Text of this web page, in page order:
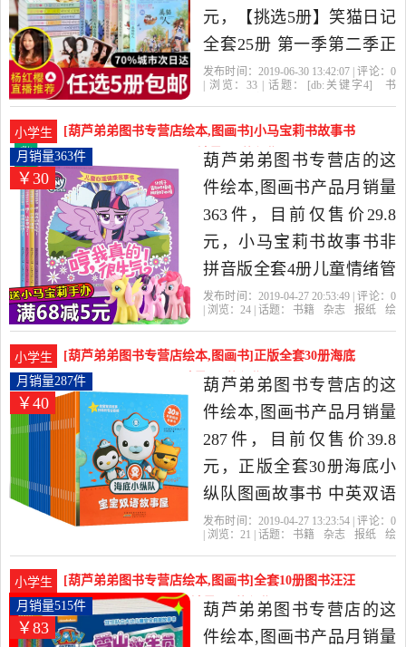
童文学，由福建 福州发
货。
元，【挑选5册】笑猫日记
全套25册 第一季第二季正
版全集小学生四五六年级
属猫的人新出版笑毛小猫
童话漫画版是2019年葫芦
弟弟图书专营店精选书籍,
杂志,报纸当中性价比很高
的儿童文学，由福建 福州
发货。
发布时间：2019-06-30 13:42:07 | 评论： 0
| 浏览：33 | 话题： [db:关键字4]
书
小学生
[葫芦弟弟图书专营店绘本,图画书]小马宝莉书故事书
非拼音版全套4册儿童月销量363件仅售29.8元
￥30
月销量363件
葫芦弟弟图书专营店的这
件绘本,图画书产品月销量
363件，目前仅售价29.8
元，小马宝莉书故事书非
拼音版全套4册儿童情绪管
理与性格培养绘本大电影
读物幼儿图画书漫画书宝
宝启蒙早教书是2019年葫
芦弟弟图书专营店精选书
籍,杂志,报纸当中性价比很
高的绘本,图画书，由福建
福州发货。
发布时间：2019-04-27 20:53:49 | 评论： 0
| 浏览： 24 | 话题： 书籍 杂志 报纸
绘
小学生
[葫芦弟弟图书专营店绘本,图画书]正版全套30册海底
小纵队图画故事书 月销量287件仅售39.8元
￥40
月销量287件
葫芦弟弟图书专营店的这
件绘本,图画书产品月销量
287件，目前仅售价39.8
元，正版全套30册海底小
纵队图画故事书 中英双语
故事屋绘本0-3-4-6-8周岁幼
画书早教书儿童书籍连环
画图书是2019年葫芦弟弟
图书专营店精选书籍,杂志,
发布时间：2019-04-27 13:23:54 | 评论： 0
| 浏览： 21 | 话题： 书籍 杂志 报纸
绘
小学生
[葫芦弟弟图书专营店绘本,图画书]全套10册图书汪汪
队立大功儿童安全救月销量515件仅售83.2元
￥83
月销量515件
葫芦弟弟图书专营店的这
件绘本,图画书产品月销量